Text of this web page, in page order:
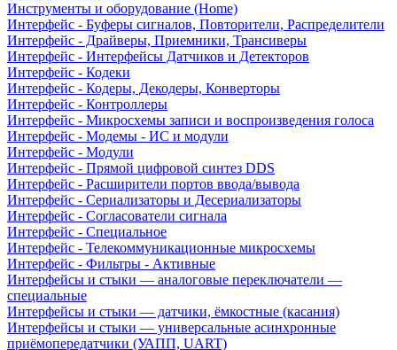
Инструменты и оборудование (Home)
Интерфейс - Буферы сигналов, Повторители, Распределители
Интерфейс - Драйверы, Приемники, Трансиверы
Интерфейс - Интерфейсы Датчиков и Детекторов
Интерфейс - Кодеки
Интерфейс - Кодеры, Декодеры, Конверторы
Интерфейс - Контроллеры
Интерфейс - Микросхемы записи и воспроизведения голоса
Интерфейс - Модемы - ИС и модули
Интерфейс - Модули
Интерфейс - Прямой цифровой синтез DDS
Интерфейс - Расширители портов ввода/вывода
Интерфейс - Сериализаторы и Десериализаторы
Интерфейс - Согласователи сигнала
Интерфейс - Специальное
Интерфейс - Телекоммуникационные микросхемы
Интерфейс - Фильтры - Активные
Интерфейсы и стыки — аналоговые переключатели —
специальные
Интерфейсы и стыки — датчики, ёмкостные (касания)
Интерфейсы и стыки — универсальные асинхронные
приёмопередатчики (УАПП, UART)